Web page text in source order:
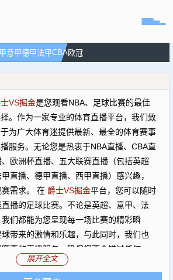
意甲德甲法甲CBA欧冠
VS掘金是您观看NBA、足球比赛的最佳
。作为一家专业的体育直播平台，我们致
为广大体育迷提供最新、最全的体育赛事
服务。无论您是热衷于NBA直播、CBA直
欧洲杯直播、五大联赛直播（包括英超
直播、德甲直播、西甲直播）感兴趣，
需求。 在 爵士VS掘金平台，您可以随时
播的足球比赛。不论是英超、意甲、法
们都能为您呈现每一场比赛的精彩瞬
带来的激情和乐趣，与此同时，我们也
事的直播服务，确保您不会错过任何一
直播服务，爵士VS掘金
展开全文